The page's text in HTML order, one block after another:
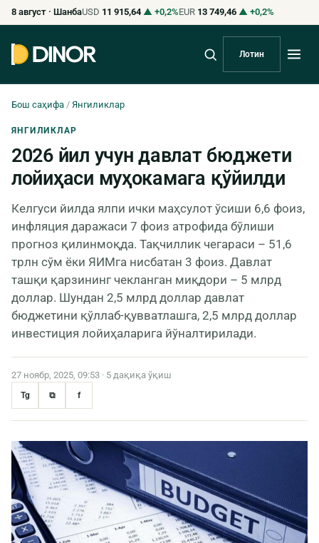
8 август · ШанбаUSD 11 915,64 ▲ +0,2%EUR 13 749,46 ▲ +0,2%
Лотин
Бош саҳифа / Янгиликлар
ЯНГИЛИКЛАР
​​​​​​​2026 йил учун давлат бюджети
лойиҳаси муҳокамага қўйилди
​​​​​​​Келгуси йилда ялпи ички маҳсулот ўсиши 6,6 фоиз,
инфляция даражаси 7 фоиз атрофида бўлиши
прогноз қилинмоқда. Тақчиллик чегараси – 51,6
трлн сўм ёки ЯИМга нисбатан 3 фоиз. Давлат
ташқи қарзининг чекланган миқдори – 5 млрд
доллар. Шундан 2,5 млрд доллар давлат
бюджетини қўллаб-қувватлашга, 2,5 млрд доллар
инвестиция лойиҳаларига йўналтирилади.
27 ноябр, 2025, 09:53 · 5 дақиқа ўқиш
Tg ⧉ f